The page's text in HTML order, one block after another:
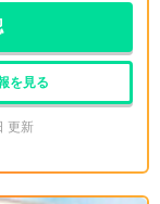
を見る
更新